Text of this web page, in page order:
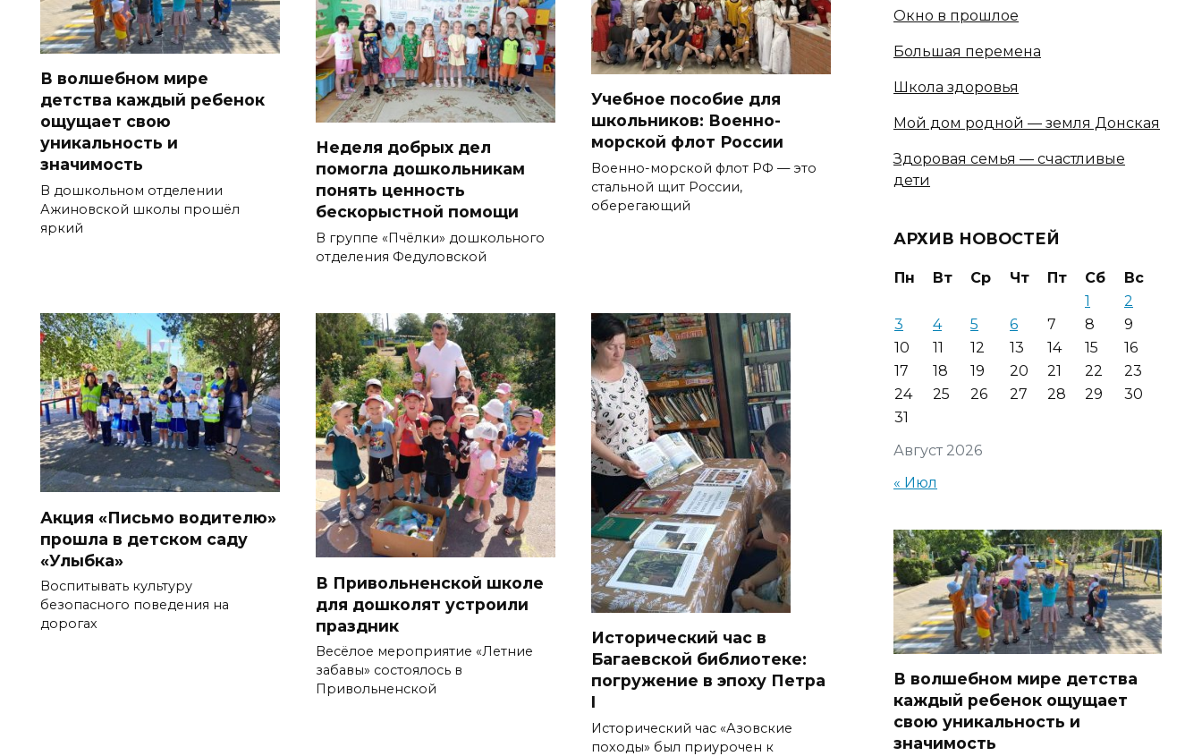
В волшебном мире
детства каждый ребенок
ощущает свою
уникальность и
значимость
В дошкольном отделении
Ажиновской школы прошёл
яркий
Неделя добрых дел
помогла дошкольникам
понять ценность
бескорыстной помощи
В группе «Пчёлки» дошкольного
отделения Федуловской
Учебное пособие для
школьников: Военно-
морской флот России
Военно-морской флот РФ — это
стальной щит России,
оберегающий
Акция «Письмо водителю»
прошла в детском саду
«Улыбка»
Воспитывать культуру
безопасного поведения на
дорогах
В Привольненской школе
для дошколят устроили
праздник
Весёлое мероприятие «Летние
забавы» состоялось в
Привольненской
Исторический час в
Багаевской библиотеке:
погружение в эпоху Петра
I
Исторический час «Азовские
походы» был приурочен к
Окно в прошлое
Большая перемена
Школа здоровья
Мой дом родной — земля Донская
Здоровая семья — счастливые
дети
АРХИВ НОВОСТЕЙ
Август 2026
Пн Вт Ср Чт Пт Сб
Вс
1
2
3
4 5 6 7 8
9
10
11 12 13 14 15
16
17
18 19 20 21 22
23
24
25 26 27 28 29
30
31
« Июл
В волшебном мире детства
каждый ребенок ощущает
свою уникальность и
значимость